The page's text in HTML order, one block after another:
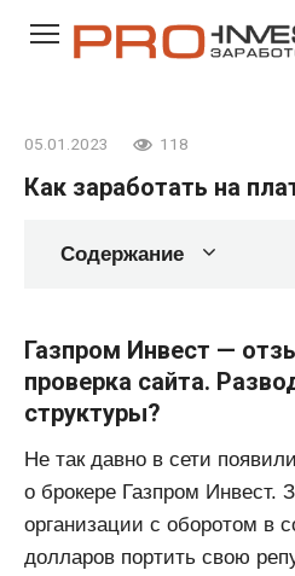
05.01.2023 118
Как заработать на
Содержание
Газпром Инвест —
проверка сайта.
структуры?
Не так давно в сети
о брокере Газпром Инвест.
организации с оборотом в
долларов портить свою